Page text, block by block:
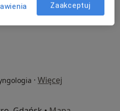
· Więcej
Zaakceptuj